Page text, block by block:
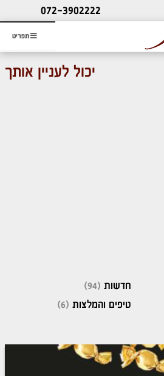
תפריט
ליעוץ חינם
והזמנת כרטיס שמחות
072-3902222
יכול לעניין אותך
חדשות (94)
טיפים והמלצות (6)